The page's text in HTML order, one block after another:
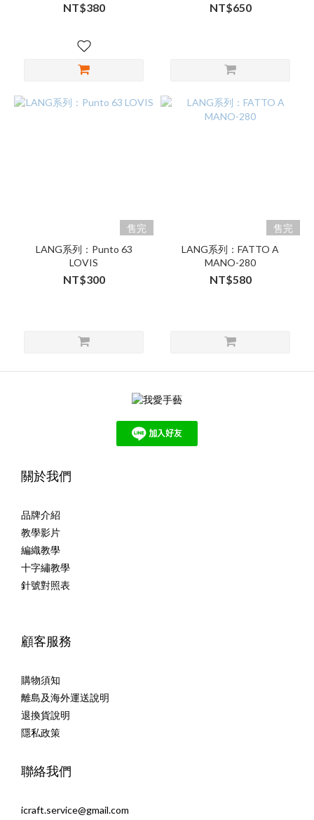
NT$380 NT$650
售完
LANG系列：Punto 63
LOVIS
NT$300
售完
LANG系列：FATTO A
MANO-280
NT$580
關於我們
品牌介紹
教學影片
編織教學
十字繡教學
針號對照表
顧客服務
購物須知
離島及海外運送說明
退換貨說明
隱私政策
聯絡我們
icraft.service@gmail.com